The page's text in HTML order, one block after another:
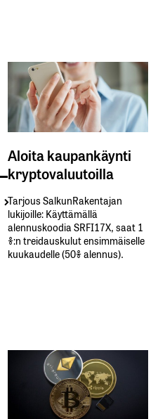
Aloita kaupankäynti
kryptovaluutoilla
Tarjous SalkunRakentajan
lukijoille: Käyttämällä​ ​
alennuskoodia​ ​SRFI17X,​ ​saat​ ​1
%:n treidauskulut​ ​ensimmäiselle​ ​
kuukaudelle​ ​(50%​ ​alennus).